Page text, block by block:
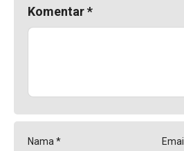
Komentar*
Nama * Email